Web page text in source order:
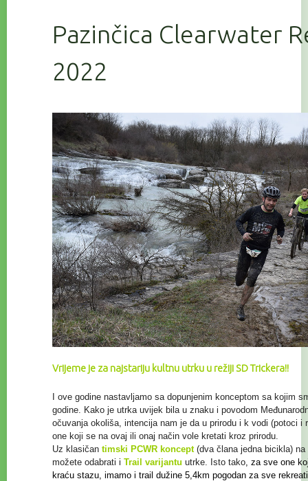
Pazinčica Clearwater
2022
Vrijeme je za najstariju kultnu utrku u režiji SD Trickera!!
I ove godine nastavljamo sa dopunjenim konceptom sa kojim
godine. Kako je utrka uvijek bila u znaku i povodom
očuvanja okoliša, intencija nam je da u prirodu i k vodi (potoci i
one koji se na ovaj ili onaj način vole kretati kroz prirodu.
Uz klasičan timski PCWR koncept(dva člana jedna bicikla)
možete odabrati i Trail varijantu utrke. Isto tako , za sve one
kraću stazu, imamo i trail dužine 5,4km pogodan za sve